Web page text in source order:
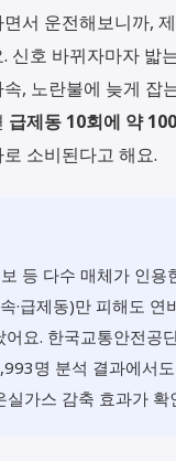
서 운전해보니까,
신호 바뀌자마자 밟
, 노란불에 늦게 잡
급제동 10회에 약
소비된다고 해요.
등 다수 매체가 인용
·급제동)만 피해도 연
어요. 한국교통안전공
명 분석 결과에서
실가스 감축 효과가 확